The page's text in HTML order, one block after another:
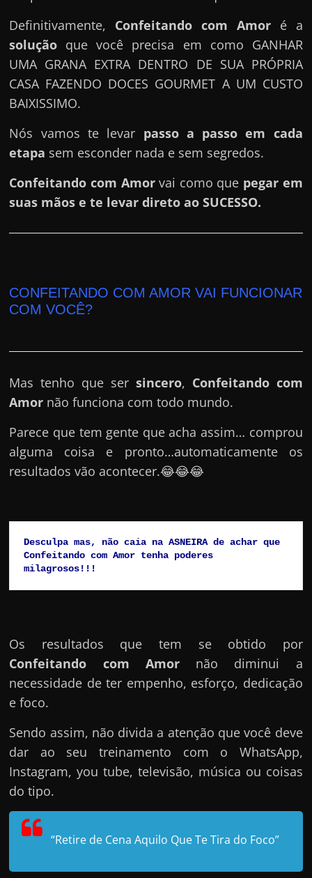
r
n
e
t
?
a
s
c
o
o
Definitivamente, Confeitando com Amoré a
solução que você precisa em como GANHAR
UMA GRANA EXTRA DENTRO DE SUA PRÓPRIA
CASA FAZENDO DOCES GOURMET A UM CUSTO
BAIXISSIMO.
Nós vamos te levar passo a passo em cada
etapa sem esconder nada e sem segredos.
Confeitando com Amorvai como que pegar em
suas mãos e te levar direto ao SUCESSO.
CONFEITANDO COM AMOR VAI FUNCIONAR
COM VOCÊ?
Mas tenho que ser sincero, Confeitando com
Amor não funciona com todo mundo.
Parece que tem gente que acha assim… comprou
alguma coisa e pronto…automaticamente os
resultados vão acontecer.😂😂😂
Desculpa mas, não caia na ASNEIRA de achar que
Confeitando com Amor tenha poderes
milagrosos!!!
Os resultados que tem se obtido por
Confeitando com Amornão diminui a
necessidade de ter empenho, esforço, dedicação
e foco.
Sendo assim, não divida a atenção que você deve
dar ao seu treinamento com o WhatsApp,
Instagram, you tube, televisão, música ou coisas
do tipo.
“Retire de Cena Aquilo Que Te Tira do Foco”